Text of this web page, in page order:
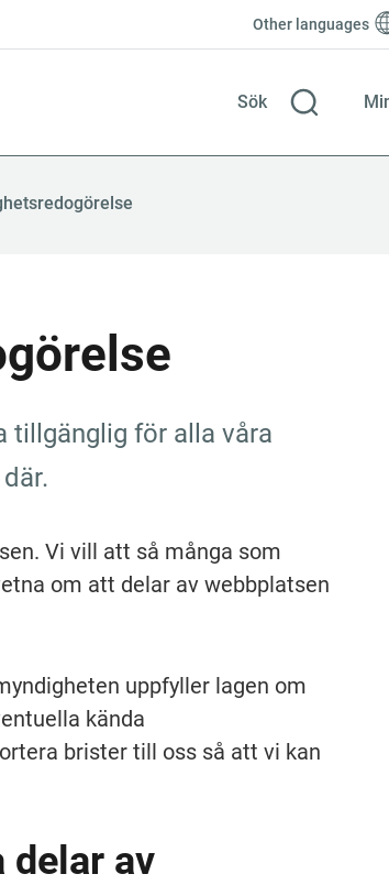
Other languages
Sök
tillgänglig för alla våra
Vi vill att så många som
om att delar av webbplatsen
uppfyller lagen om
kända
brister till oss så att vi kan
delar av